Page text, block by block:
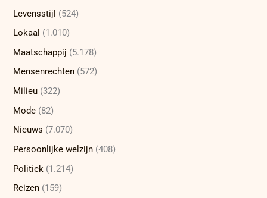
Levensstijl (524)
Lokaal (1.010)
Maatschappij (5.178)
Mensenrechten (572)
Milieu (322)
Mode (82)
Nieuws (7.070)
Persoonlijke welzijn (408)
Politiek (1.214)
Reizen (159)